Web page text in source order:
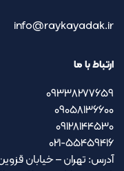
info@raykayadak.ir
ارتباط با ما
09338277659
09058136600
09128144530
021-55459416
آدرس: تهران – خیابان قزوین